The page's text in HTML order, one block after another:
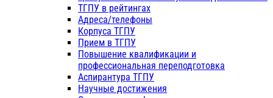
ТГПУ в рейтингах
Адреса/телефоны
Корпуса ТГПУ
Прием в ТГПУ
Повышение квалификации и
профессиональная переподготовка
Аспирантура ТГПУ
Научные достижения